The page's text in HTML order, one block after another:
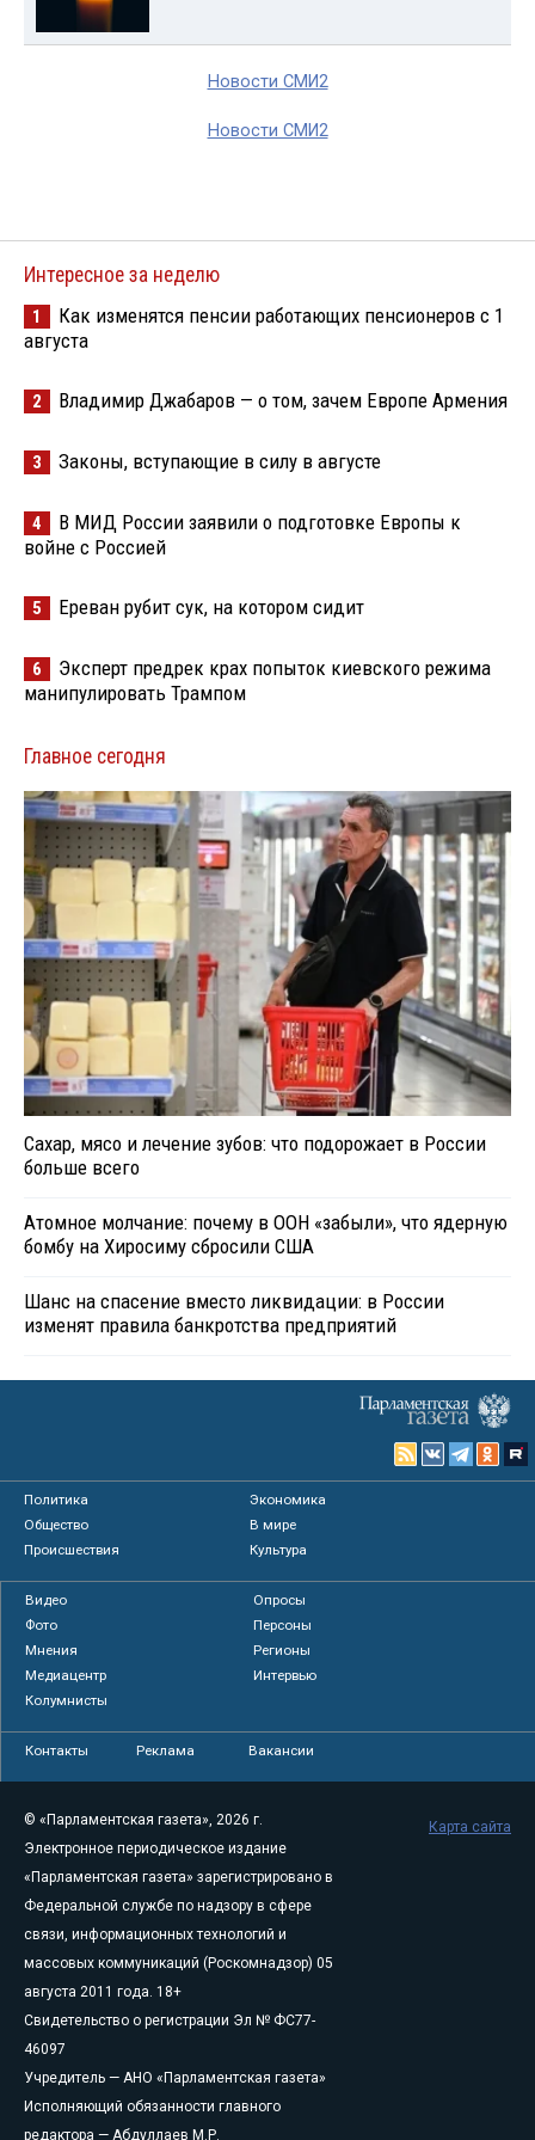
Новости СМИ2
Новости СМИ2
Интересное за неделю
1
Как изменятся пенсии работающих пенсионеров с 1
августа
2 Владимир Джабаров — о том, зачем Европе Армения
3 Законы, вступающие в силу в августе
4
В МИД России заявили о подготовке Европы к
войне с Россией
5 Ереван рубит сук, на котором сидит
6
Эксперт предрек крах попыток киевского режима
манипулировать Трампом
Главное сегодня
Сахар, мясо и лечение зубов: что подорожает в России
больше всего
Атомное молчание: почему в ООН «забыли», что ядерную
бомбу на Хиросиму сбросили США
Шанс на спасение вместо ликвидации: в России
изменят правила банкротства предприятий
Политика
Экономика
Общество
В мире
Происшествия
Культура
Видео
Опросы
Фото
Персоны
Мнения
Регионы
Медиацентр
Интервью
Колумнисты
Контакты Реклама Вакансии
© «Парламентская газета», 2026 г.
Электронное периодическое издание
«Парламентская газета» зарегистрировано в
Федеральной службе по надзору в сфере
связи, информационных технологий и
массовых коммуникаций (Роскомнадзор) 05
августа 2011 года. 18+
Свидетельство о регистрации Эл № ФС77-
46097
Учредитель — АНО «Парламентская газета»
Исполняющий обязанности главного
редактора — Абдуллаев М.Р.
Карта сайта